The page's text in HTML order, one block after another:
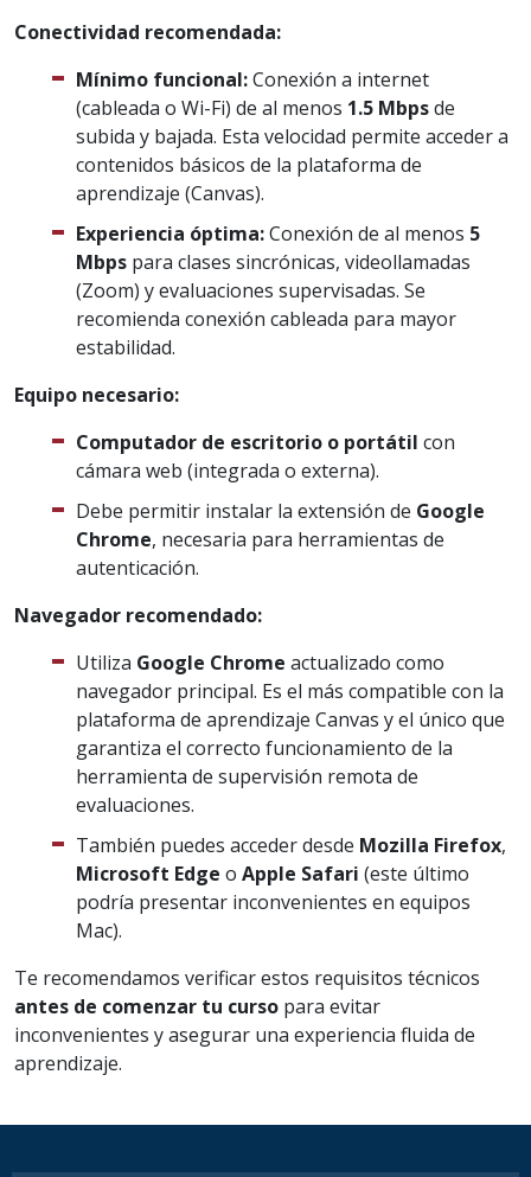
Conectividad recomendada:
Mínimo funcional:Conexión a internet
(cableada o Wi-Fi) de al menos 1.5 Mbpsde
subida y bajada. Esta velocidad permite acceder a
contenidos básicos de la plataforma de
aprendizaje (Canvas).
Experiencia óptima:Conexión de al menos 5
Mbps para clases sincrónicas, videollamadas
(Zoom) y evaluaciones supervisadas. Se
recomienda conexión cableada para mayor
estabilidad.
Equipo necesario:
Computador de escritorio o portátil con
cámara web (integrada o externa).
Debe permitir instalar la extensión de Google
Chrome, necesaria para herramientas de
autenticación.
Navegador recomendado:
Utiliza Google Chrome actualizado como
navegador principal. Es el más compatible con la
plataforma de aprendizaje Canvas y el único que
garantiza el correcto funcionamiento de la
herramienta de supervisión remota de
evaluaciones.
También puedes acceder desde Mozilla Firefox,
Microsoft Edge o Apple Safari (este último
podría presentar inconvenientes en equipos
Mac).
Te recomendamos verificar estos requisitos técnicos
antes de comenzar tu curso para evitar
inconvenientes y asegurar una experiencia fluida de
aprendizaje.